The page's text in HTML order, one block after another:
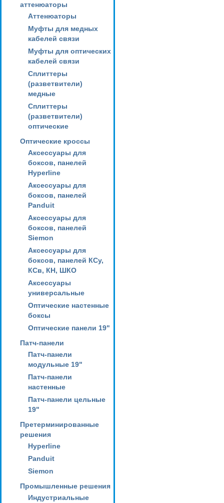
аттенюаторы
Аттенюаторы
Муфты для медных
кабелей связи
Муфты для оптических
кабелей связи
Сплиттеры
(разветвители)
медные
Сплиттеры
(разветвители)
оптические
Оптические кроссы
Аксессуары для
боксов, панелей
Hyperline
Аксессуары для
боксов, панелей
Panduit
Аксессуары для
боксов, панелей
Siemon
Аксессуары для
боксов, панелей КСу,
КСв, КН, ШКО
Аксессуары
универсальные
Оптические настенные
боксы
Оптические панели 19"
Патч-панели
Патч-панели
модульные 19"
Патч-панели
настенные
Патч-панели цельные
19"
Претерминированные
решения
Hyperline
Panduit
Siemon
Промышленные решения
Индустриальные